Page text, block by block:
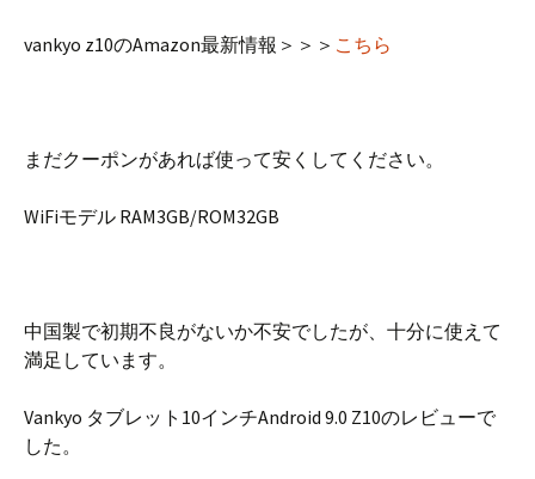
vankyo z10のAmazon最新情報＞＞＞ こちら
まだクーポンがあれば使って安くしてください。
WiFiモデル RAM3GB/ROM32GB
中国製で初期不良がないか不安でしたが、十分に使えて
満足しています。
Vankyo タブレット10インチAndroid 9.0 Z10のレビューで
した。